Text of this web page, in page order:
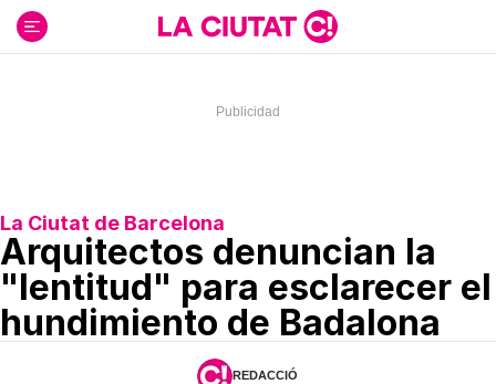
contenido
La Ciutat de Barcelona
Arquitectos denuncian la
"lentitud" para esclarecer el
hundimiento de Badalona
REDACCIÓ